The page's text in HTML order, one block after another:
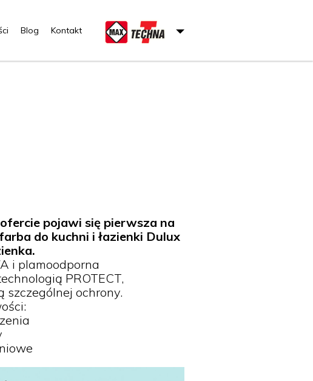
Blog Kontakt
pojawi się pierwsza na
do kuchni i łazienki Dulux
i plamoodporna
PROTECT,
szczególnej ochrony.